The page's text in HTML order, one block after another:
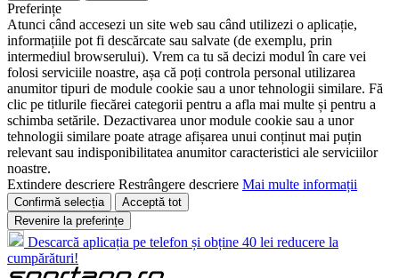
Preferințe
Atunci când accesezi un site web sau când utilizezi o aplicație,
informațiile pot fi descărcate sau salvate (de exemplu, prin
intermediul browserului). Vrem ca tu să decizi modul în care vei
folosi serviciile noastre, așa că poți controla personal utilizarea
anumitor tipuri de module cookie sau a unor tehnologii similare. Fă
clic pe titlurile fiecărei categorii pentru a afla mai multe și pentru a
schimba setările. Dezactivarea unor module cookie sau a unor
tehnologii similare poate atrage afișarea unui conținut mai puțin
relevant sau indisponibilitatea anumitor caracteristici ale serviciilor
noastre.
Extindere descriere Restrângere descriere Mai multe informații
Confirmă selecția
Acceptă tot
Revenire la preferințe
Descarcă aplicația pe telefon și obține 40 lei reducere la
cumpărături!